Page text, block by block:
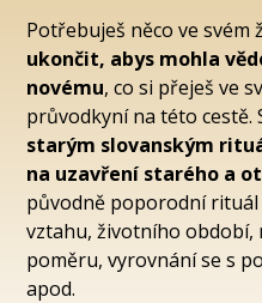
Potřebuješ něco ve svém
ukončit, abys mohla
novému, co si přeješ ve
průvodkyní na této cestě.
starým slovanským
na uzavření starého a
původně poporodní
vztahu, životního období,
poměru, vyrovnání se s
apod.